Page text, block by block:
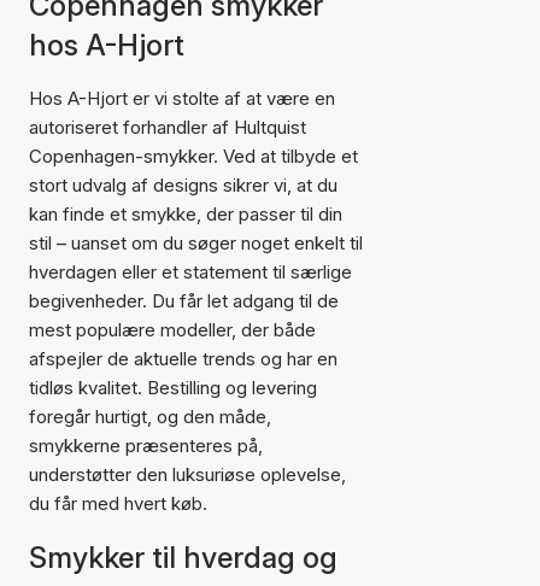
hos A-Hjort
Hos A-Hjort er vi stolte af at være en
autoriseret forhandler af Hultquist
Copenhagen-smykker. Ved at tilbyde et
stort udvalg af designs sikrer vi, at du
kan finde et smykke, der passer til din
stil – uanset om du søger noget enkelt til
hverdagen eller et statement til særlige
begivenheder. Du får let adgang til de
mest populære modeller, der både
afspejler de aktuelle trends og har en
tidløs kvalitet. Bestilling og levering
foregår hurtigt, og den måde,
smykkerne præsenteres på,
understøtter den luksuriøse oplevelse,
du får med hvert køb.
Smykker til hverdag og